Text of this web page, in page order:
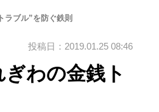
ラブル”を防ぐ鉄則
投稿日：2019.01.25 08:46
わの金銭ト